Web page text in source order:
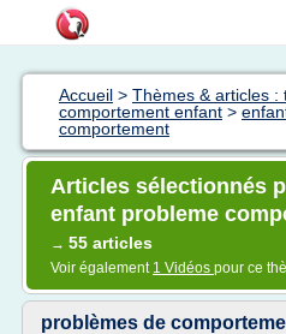
Accueil > Thèmes & articles :
comportement enfant >
comportement
Articles sélectionnés
enfant probleme
→ 55 articles
Voir également 1 Vidéos pour ce
problèmes de